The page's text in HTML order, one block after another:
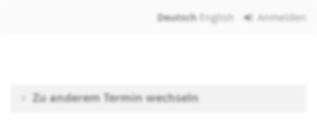
Deutsch English Anmelden
Zu anderem Termin wechseln